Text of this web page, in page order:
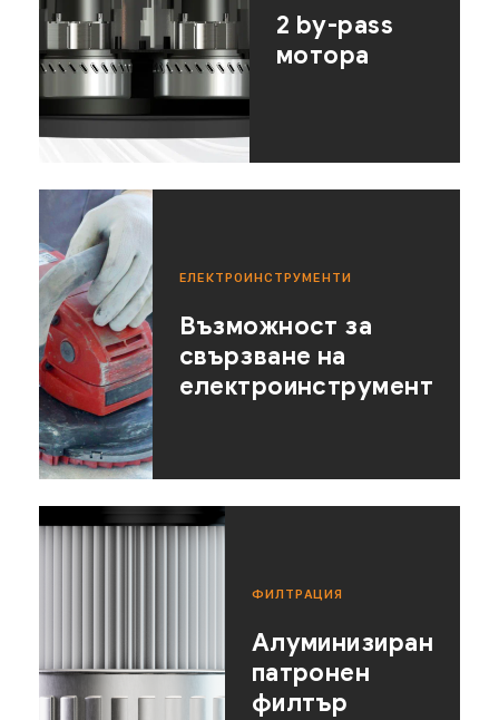
2 by-pass
мотора
ЕЛЕКТРОИНСТРУМЕНТИ
Възможност за
свързване на
електроинструмент
ФИЛТРАЦИЯ
Алуминизиран
патронен
филтър